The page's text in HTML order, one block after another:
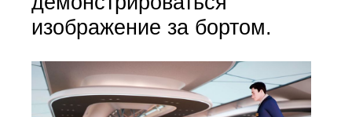
изображение за бортом.